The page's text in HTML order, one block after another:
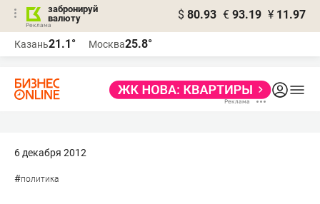
забронируй
валюту
$ 80.93 € 93.19 ¥ 11.97
Казань21.1° Москва25.8°
6 декабря 2012
#политика